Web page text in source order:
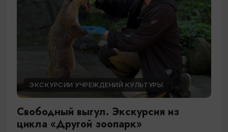
ЭКСКУРСИИ УЧРЕЖДЕНИЙ КУЛЬТУРЫ
Свободный выгул. Экскурсия из
цикла «Другой зоопарк»